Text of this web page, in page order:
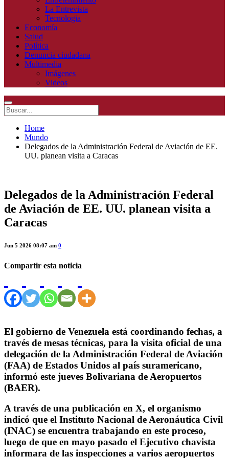
La Entrevista
Tecnologia
Economía
Salud
Política
Denuncia ciudadana
Multimedia
Imágenes
Videos
Home
Mundo
Delegados de la Administración Federal de Aviación de EE.
UU. planean visita a Caracas
Delegados de la Administración Federal
de Aviación de EE. UU. planean visita a
Caracas
Jun 5 2026 08:07 am 0
Compartir esta noticia
El gobierno de Venezuela está coordinando fechas, a
través de mesas técnicas, para la visita oficial de una
delegación de la Administración Federal de Aviación
(FAA) de Estados Unidos al país suramericano,
informó este jueves Bolivariana de Aeropuertos
(BAER).
A través de una publicación en X, el organismo
indicó que el Instituto Nacional de Aeronáutica Civil
(INAC) se encuentra trabajando en este proceso,
luego de que en mayo pasado el Ejecutivo chavista
informara de las inspecciones a varios aeropuertos